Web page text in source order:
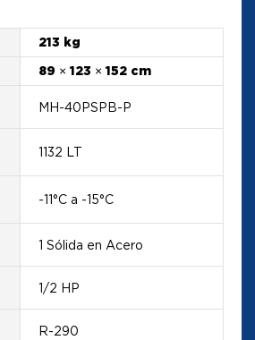
213 kg
89 × 123 × 152 cm
MH-40PSPB-P
1132 LT
-11°C a -15°C
1 Sólida en Acero
1/2 HP
R-290